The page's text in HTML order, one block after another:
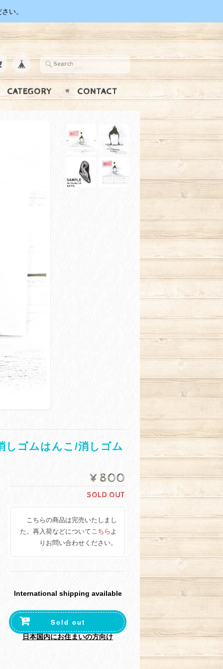
い。
CATEGORY CONTACT
しゴムはんこ/消しゴム
¥800
SOLD OUT
こちらの商品は完売いたしまし
た。再入荷などについてこちらよ
りお問い合わせください。
International shipping available
Sold out
日本国内にお住まいの方向け